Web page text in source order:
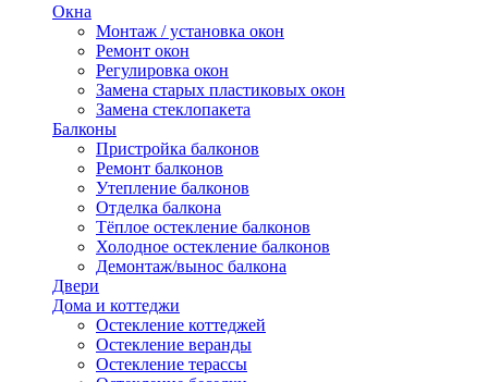
Окна
Монтаж / установка окон
Ремонт окон
Регулировка окон
Замена старых пластиковых окон
Замена стеклопакета
Балконы
Пристройка балконов
Ремонт балконов
Утепление балконов
Отделка балкона
Тёплое остекление балконов
Холодное остекление балконов
Демонтаж/вынос балкона
Двери
Дома и коттеджи
Остекление коттеджей
Остекление веранды
Остекление терассы